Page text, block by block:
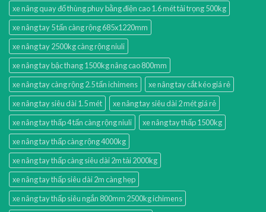
xe nâng quay đổ thùng phuy bằng điện cao 1.6 mét tải trọng 500kg
xe nâng tay 5 tấn càng rộng 685x1220mm
xe nâng tay 2500kg càng rộng niuli
xe nâng tay bậc thang 1500kg nâng cao 800mm
xe nâng tay càng rộng 2.5 tấn ichimens
xe nâng tay cắt kéo giá rẻ
xe nâng tay siêu dài 1.5 mét
xe nâng tay siêu dài 2 mét giá rẻ
xe nâng tay thấp 4 tấn càng rộng niuli
xe nâng tay thấp 1500kg
xe nâng tay thấp càng rộng 4000kg
xe nâng tay thấp càng siêu dài 2m tải 2000kg
xe nâng tay thấp siêu dài 2m càng hẹp
xe nâng tay thấp siêu ngắn 800mm 2500kg ichimens